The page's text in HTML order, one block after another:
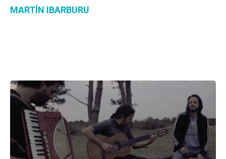
MARTÍN IBARBURU